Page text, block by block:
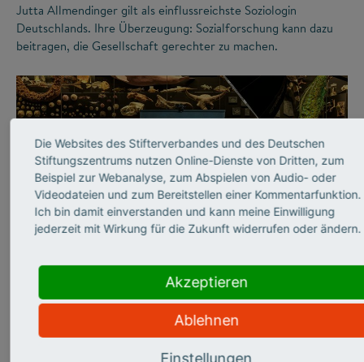
Jutta Allmendinger gilt als einflussreichste Soziologin
Deutschlands. Ihre Überzeugung: Sozialforschung kann dazu
beitragen, die Gesellschaft gerechter zu machen.
©
WISSENSCHAFTSKOMMUNIKATION
Abtauchen in die graue
Die Websites des Stifterverbandes und des Deutschen
Stiftungszentrums nutzen Online-Dienste von Dritten, zum
Beispiel zur Webanalyse, zum Abspielen von Audio- oder
Videodateien und zum Bereitstellen einer Kommentarfunktion.
Ich bin damit einverstanden und kann meine Einwilligung
jederzeit mit Wirkung für die Zukunft widerrufen oder ändern.
Akzeptieren
Ablehnen
Einstellungen